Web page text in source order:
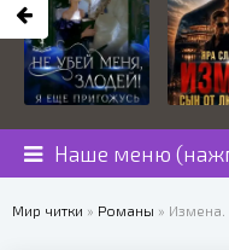
Наше меню
Мир читки » Романы »